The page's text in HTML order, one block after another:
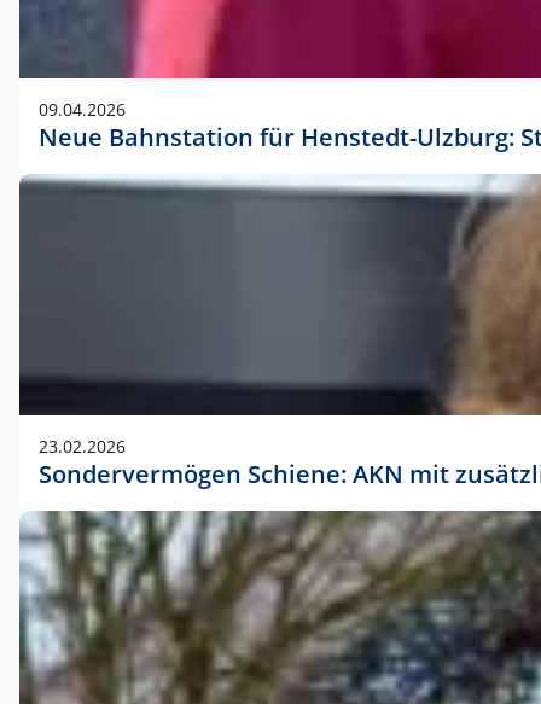
09.04.2026
Neue Bahnstation für Henstedt-Ulzburg:
23.02.2026
Sondervermögen Schiene: AKN mit